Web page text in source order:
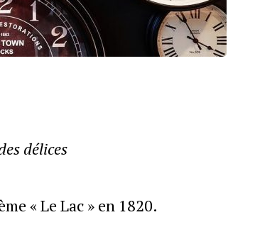
délices
« Le Lac » en 1820.